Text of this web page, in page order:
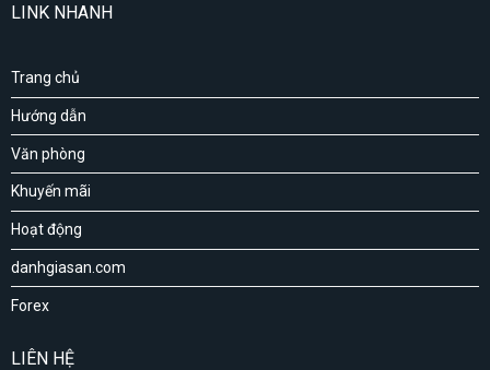
LINK NHANH
Trang chủ
Hướng dẫn
Văn phòng
Khuyến mãi
Hoạt động
danhgiasan.com
Forex
LIÊN HỆ